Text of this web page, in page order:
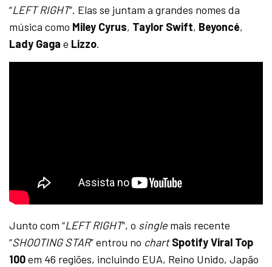
“LEFT RIGHT“. Elas se juntam a grandes nomes da
música como Miley Cyrus, Taylor Swift, Beyoncé,
Lady Gaga e Lizzo.
Junto com “LEFT RIGHT“, o single mais recente
“SHOOTING STAR” entrou no chart Spotify Viral Top
100em 46 regiões, incluindo EUA, Reino Unido, Japão